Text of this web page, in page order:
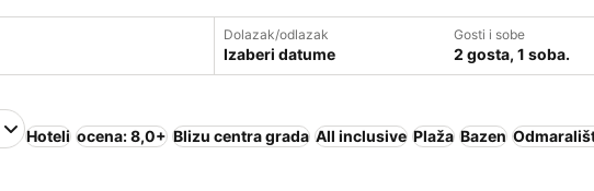
Dolazak/odlazak
Izaberi datume
Gosti i sobe
2 gosta, 1 soba.
Hoteli ocena: 8,0+ Blizu centra grada All inclusive Plaža Bazen